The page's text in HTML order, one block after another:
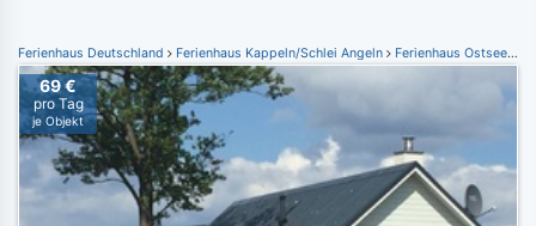
Ferienhaus Deutschland Ferienhaus Kappeln/Schlei Angeln Ferienhaus Ostseeresort Olpenitz
69 €
pro Tag
je Objekt